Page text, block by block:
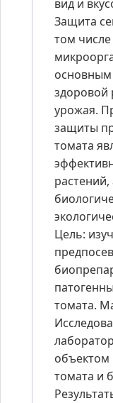
вид и
Защита
том
основным
здоровой
урожая.
защиты
томата
Цель:
томата.
объектом
томата и